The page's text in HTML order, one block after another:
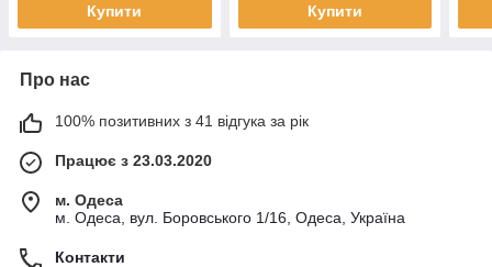
Купити Купити
Про нас
100% позитивних з 41 відгука за рік
Працює з 23.03.2020
м. Одеса
м. Одеса, вул. Боровського 1/16, Одеса, Україна
Контакти